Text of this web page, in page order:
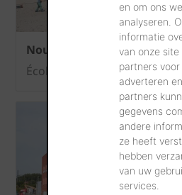
en om ons
analyseren.
informatie
van onze
partners
adverteren
partners
gegevens
andere
ze heeft
hebben
van uw
services.
Nouvelle construction
École primaire 'Het Groene